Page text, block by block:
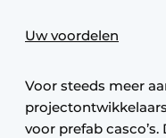
Uw voordelen
Voor steeds meer
voor prefab